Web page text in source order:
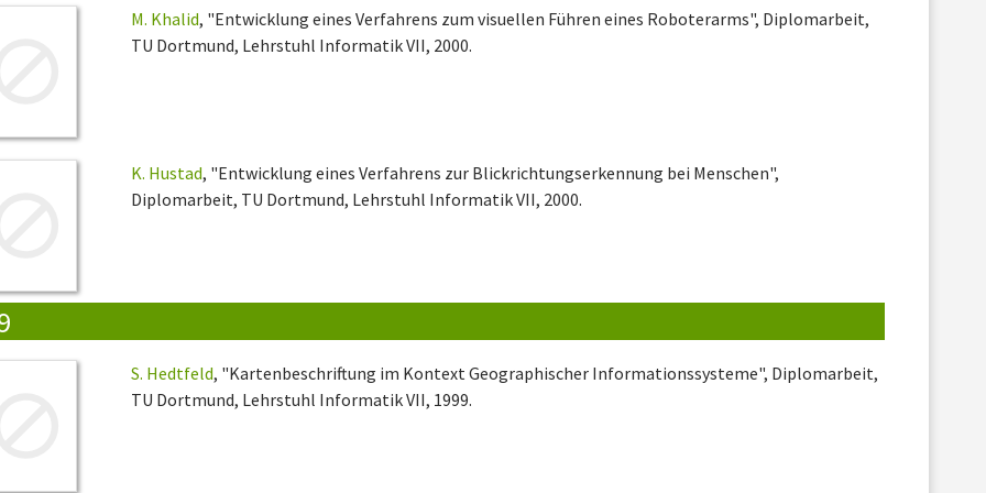
M. Khalid, "Entwicklung eines Verfahrens zum visuellen Führen eines Roboterarms", Diplomarbeit,
TU Dortmund, Lehrstuhl Informatik VII, 2000.
K. Hustad, "Entwicklung eines Verfahrens zur Blickrichtungserkennung bei Menschen",
Diplomarbeit, TU Dortmund, Lehrstuhl Informatik VII, 2000.
S. Hedtfeld, "Kartenbeschriftung im Kontext Geographischer Informationssysteme", Diplomarbeit,
TU Dortmund, Lehrstuhl Informatik VII, 1999.